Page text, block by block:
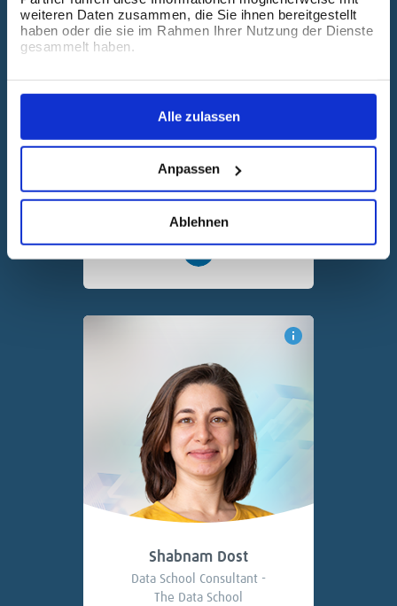
weiteren Daten zusammen, die Sie ihnen bereitgestellt
haben oder die sie im Rahmen Ihrer Nutzung der Dienste
gesammelt haben.
Alle zulassen
Anpassen
Ablehnen
Jan Delventhal
Head of Business Development
Shabnam Dost
Data School Consultant -
The Data School